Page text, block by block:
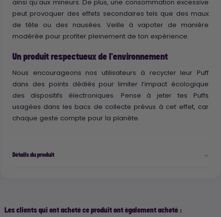
ainsi qu'aux mineurs. De plus, une consommation excessive
peut provoquer des effets secondaires tels que des maux
de tête ou des nausées. Veille à vapoter de manière
modérée pour profiter pleinement de ton expérience.
Un produit respectueux de l'environnement
Nous encourageons nos utilisateurs à recycler leur Puff
dans des points dédiés pour limiter l’impact écologique
des dispositifs électroniques. Pense à jeter tes Puffs
usagées dans les bacs de collecte prévus à cet effet, car
chaque geste compte pour la planète.
Détails du produit
Les clients qui ont acheté ce produit ont également acheté :